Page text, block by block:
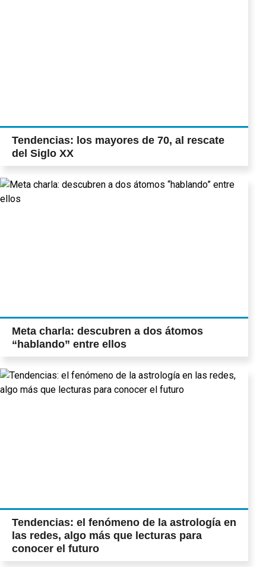
Tendencias: los mayores de 70, al rescate
del Siglo XX
Meta charla: descubren a dos átomos
“hablando” entre ellos
Tendencias: el fenómeno de la astrología en
las redes, algo más que lecturas para
conocer el futuro